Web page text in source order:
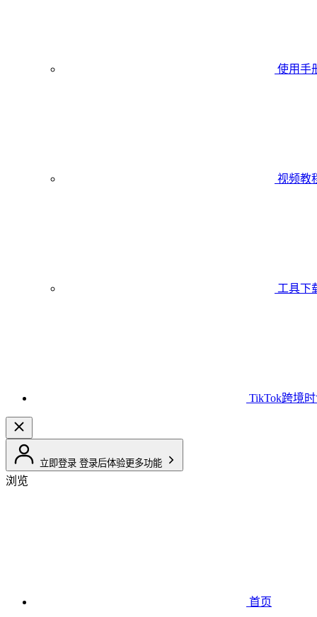
使用手
视频教
工具下
TikTok跨境
立即登录 登录后体验更多功能
浏览
首页